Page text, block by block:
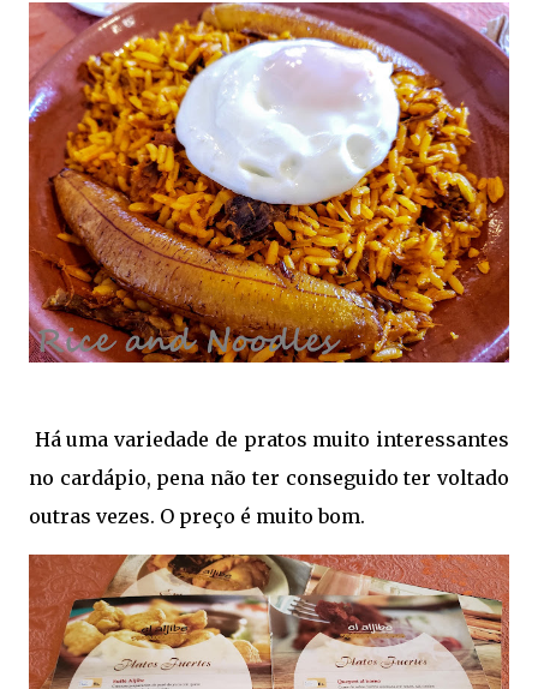
Há uma variedade de pratos muito interessantes
no cardápio, pena não ter conseguido ter voltado
outras vezes. O preço é muito bom.